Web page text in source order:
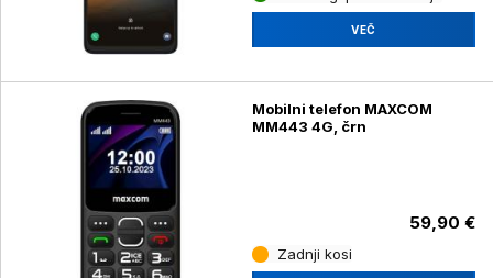
VEČ
Mobilni telefon MAXCOM
MM443 4G, črn
59,90 €
Zadnji kosi